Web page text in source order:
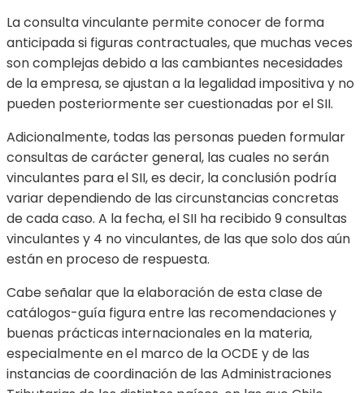
La consulta vinculante permite conocer de forma
anticipada si figuras contractuales, que muchas veces
son complejas debido a las cambiantes necesidades
de la empresa, se ajustan a la legalidad impositiva y no
pueden posteriormente ser cuestionadas por el SII.
Adicionalmente, todas las personas pueden formular
consultas de carácter general, las cuales no serán
vinculantes para el SII, es decir, la conclusión podría
variar dependiendo de las circunstancias concretas
de cada caso. A la fecha, el SII ha recibido 9 consultas
vinculantes y 4 no vinculantes, de las que solo dos aún
están en proceso de respuesta.
Cabe señalar que la elaboración de esta clase de
catálogos-guía figura entre las recomendaciones y
buenas prácticas internacionales en la materia,
especialmente en el marco de la OCDE y de las
instancias de coordinación de las Administraciones